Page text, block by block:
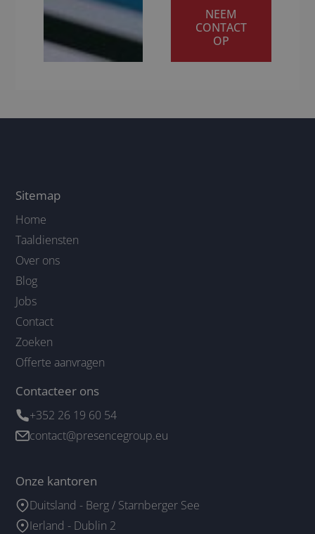
NEEM
CONTACT
OP
Sitemap
Home
Taaldiensten
Over ons
Blog
Jobs
Contact
Zoeken
Offerte aanvragen
Contacteer ons
+352 26 19 60 54
contact@presencegroup.eu
Onze kantoren
Duitsland - Berg / Starnberger See
Ierland - Dublin 2